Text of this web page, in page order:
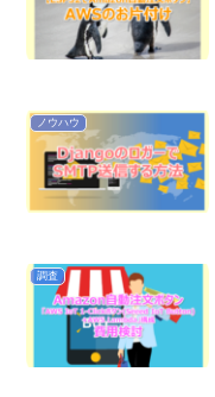
ノウハウ
調査